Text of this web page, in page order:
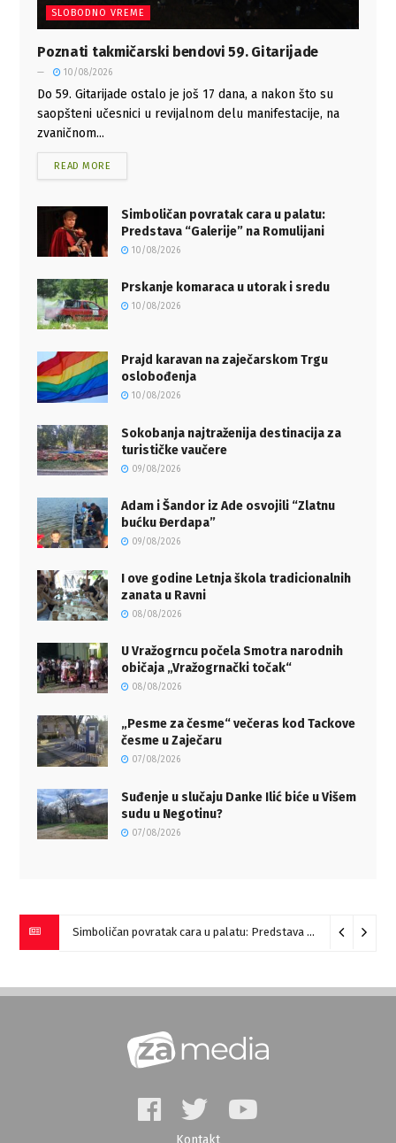
SLOBODNO VREME
Poznati takmičarski bendovi 59. Gitarijade
10/08/2026
Do 59. Gitarijade ostalo je još 17 dana, a nakon što su
saopšteni učesnici u revijalnom delu manifestacije, na
zvaničnom...
READ MORE
Simboličan povratak cara u palatu:
Predstava “Galerije” na Romulijani
10/08/2026
Prskanje komaraca u utorak i sredu
10/08/2026
Prajd karavan na zaječarskom Trgu
oslobođenja
10/08/2026
Sokobanja najtraženija destinacija za
turističke vaučere
09/08/2026
Adam i Šandor iz Ade osvojili “Zlatnu
bućku Đerdapa”
09/08/2026
I ove godine Letnja škola tradicionalnih
zanata u Ravni
08/08/2026
U Vražogrncu počela Smotra narodnih
običaja „Vražogrnački točak“
08/08/2026
„Pesme za česme“ večeras kod Tackove
česme u Zaječaru
07/08/2026
Suđenje u slučaju Danke Ilić biće u Višem
sudu u Negotinu?
07/08/2026
Simboličan povratak cara u palatu: Predstava “Galerije” na Romulijani